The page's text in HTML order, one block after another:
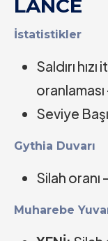
LANCE
İstatistikler
Saldırı hızı
oranlaması
Seviye
Gythia Duvarı
Silah oranı –
Muharebe